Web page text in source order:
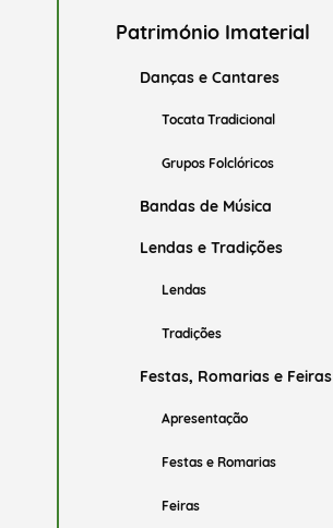
Património Imaterial
Danças e Cantares
Tocata Tradicional
Grupos Folclóricos
Bandas de Música
Lendas e Tradições
Lendas
Tradições
Festas, Romarias e Feiras
Apresentação
Festas e Romarias
Feiras